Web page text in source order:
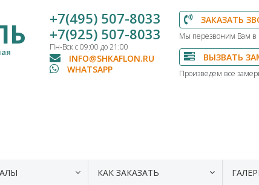
+7(495) 507-8033
+7(925) 507-8033
Пн-Вск с 09:00 до 21:00
INFO@SHKAFLON.RU
WHATSAPP
ЗАКАЗАТЬ
Мы перезвоним Вам
ВЫЗВАТЬ
Произведем все
КАК ЗАКАЗАТЬ